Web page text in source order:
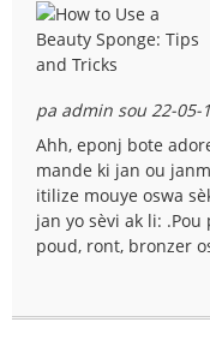
pa admin sou 22-05-
Ahh, eponj bote
mande ki jan ou
itilize mouye oswa
jan yo sèvi ak li:
poud, ront, bronzer